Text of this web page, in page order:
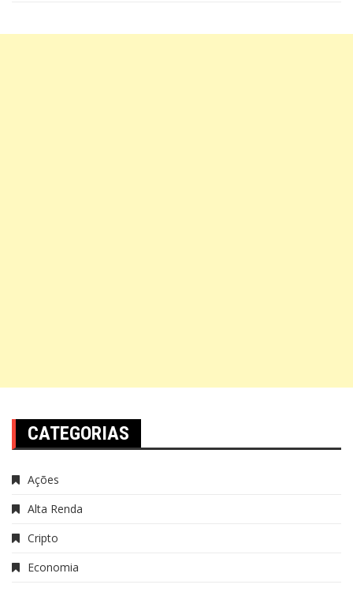
CATEGORIAS
Ações
Alta Renda
Cripto
Economia